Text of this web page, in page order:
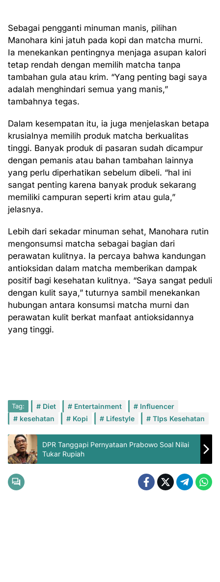
Sebagai pengganti minuman manis, pilihan
Manohara kini jatuh pada kopi dan matcha murni.
Ia menekankan pentingnya menjaga asupan kalori
tetap rendah dengan memilih matcha tanpa
tambahan gula atau krim. “Yang penting bagi saya
adalah menghindari semua yang manis,”
tambahnya tegas.
Dalam kesempatan itu, ia juga menjelaskan betapa
krusialnya memilih produk matcha berkualitas
tinggi. Banyak produk di pasaran sudah dicampur
dengan pemanis atau bahan tambahan lainnya
yang perlu diperhatikan sebelum dibeli. “hal ini
sangat penting karena banyak produk sekarang
memiliki campuran seperti krim atau gula,”
jelasnya.
Lebih dari sekadar minuman sehat, Manohara rutin
mengonsumsi matcha sebagai bagian dari
perawatan kulitnya. Ia percaya bahwa kandungan
antioksidan dalam matcha memberikan dampak
positif bagi kesehatan kulitnya. “Saya sangat peduli
dengan kulit saya,” tuturnya sambil menekankan
hubungan antara konsumsi matcha murni dan
perawatan kulit berkat manfaat antioksidannya
yang tinggi.
Tag: Diet Entertainment
Influencer
kesehatan
Kopi Lifestyle TIps Kesehatan
DPR Tanggapi Pernyataan Prabowo Soal Nilai
Tukar Rupiah